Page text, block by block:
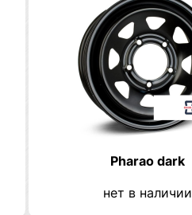
Pharao dark
нет в наличии